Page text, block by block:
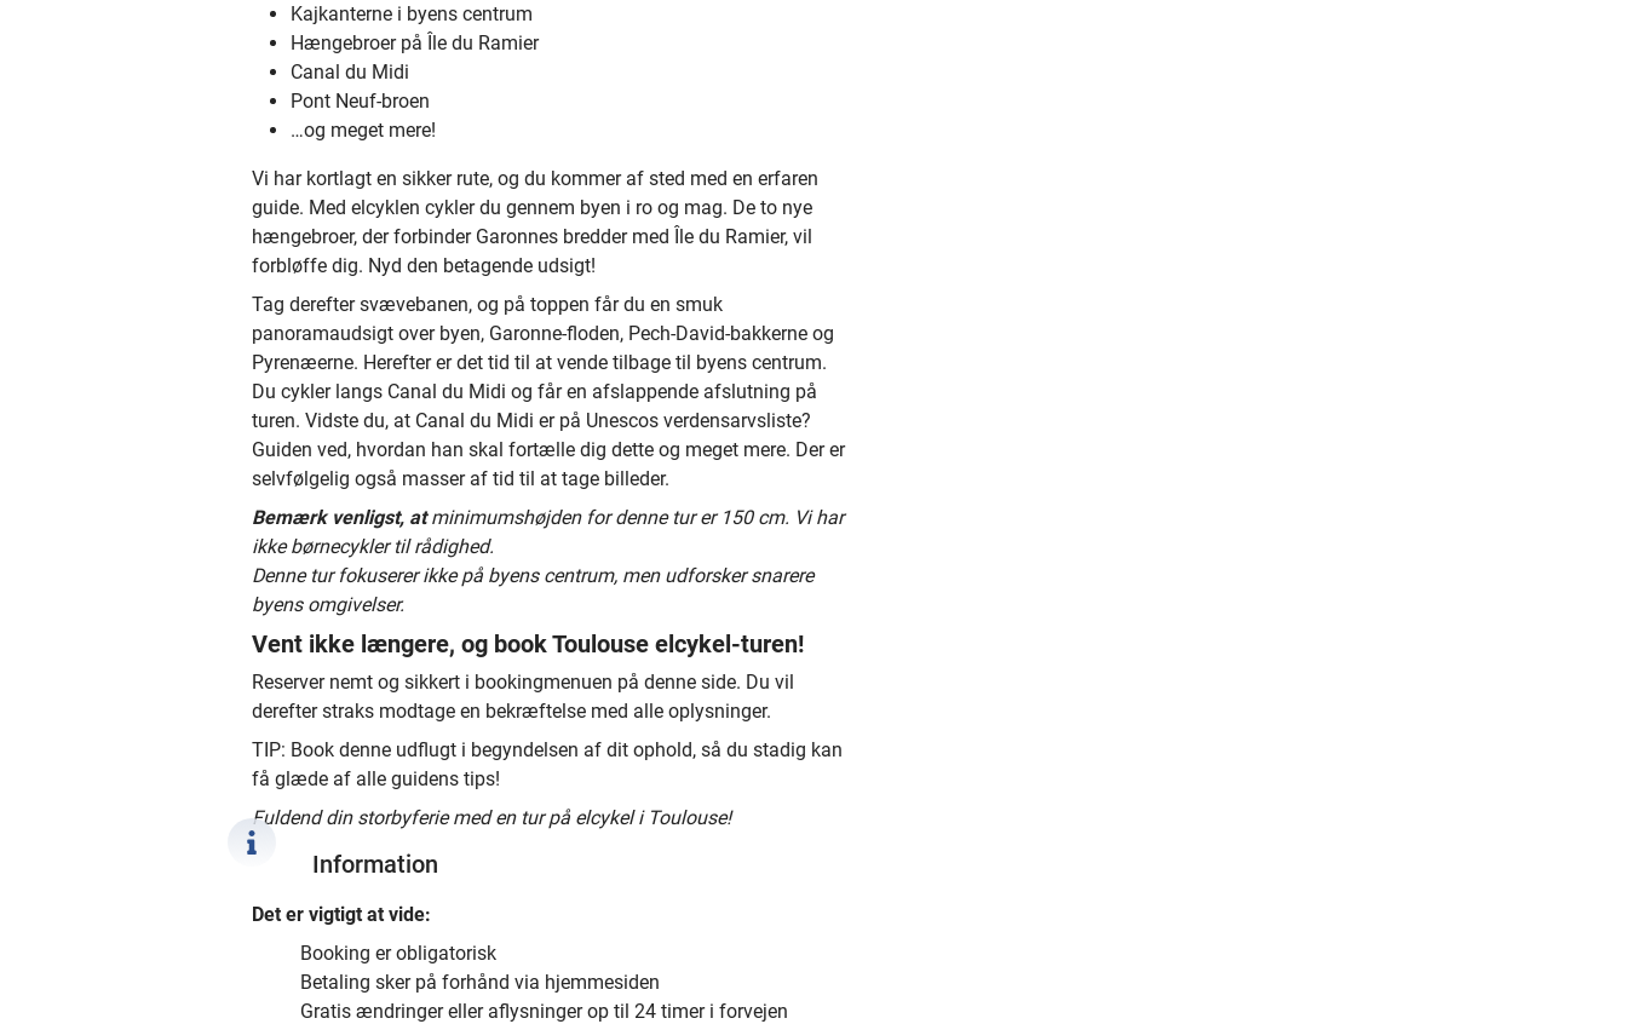
Kajkanterne i byens centrum
Hængebroer på Île du Ramier
Canal du Midi
Pont Neuf-broen
…og meget mere!
Vi har kortlagt en sikker rute, og du kommer af sted med en erfaren
guide. Med elcyklen cykler du gennem byen i ro og mag. De to nye
hængebroer, der forbinder Garonnes bredder med Île du Ramier, vil
forbløffe dig. Nyd den betagende udsigt!
Tag derefter svævebanen, og på toppen får du en smuk
panoramaudsigt over byen, Garonne-floden, Pech-David-bakkerne og
Pyrenæerne. Herefter er det tid til at vende tilbage til byens centrum.
Du cykler langs Canal du Midi og får en afslappende afslutning på
turen. Vidste du, at Canal du Midi er på Unescos verdensarvsliste?
Guiden ved, hvordan han skal fortælle dig dette og meget mere. Der er
selvfølgelig også masser af tid til at tage billeder.
Bemærk venligst, atminimumshøjden for denne tur er 150 cm. Vi har
ikke børnecykler til rådighed.
Denne tur fokuserer ikke på byens centrum, men udforsker snarere
byens omgivelser.
Vent ikke længere, og book Toulouse elcykel-turen!
Reserver nemt og sikkert i bookingmenuen på denne side. Du vil
derefter straks modtage en bekræftelse med alle oplysninger.
TIP: Book denne udflugt i begyndelsen af dit ophold, så du stadig kan
få glæde af alle guidens tips!
Fuldend din storbyferie med en tur på elcykel i Toulouse!
Information
Det er vigtigt at vide:
Booking er obligatorisk
Betaling sker på forhånd via hjemmesiden
Gratis ændringer eller aflysninger op til 24 timer i forvejen